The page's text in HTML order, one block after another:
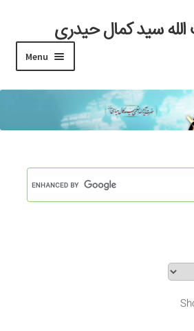
سید کمال حیدری
Menu